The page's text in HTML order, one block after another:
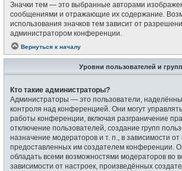
Значки тем — это выбранные авторами
сообщениями и отражающие их содержание.
использования значков тем зависит от
администратором конференции.
Вернуться к началу
Уровни пользователей и
Кто такие администраторы?
Администраторы — это пользователи,
контроля над конференцией. Они могут
работы конференции, включая разграничение
отключение пользователей, создание групп
назначение модераторов и т. п., в зависимости от
предоставленных им создателем конференции.
обладать всеми возможностями модераторов во
зависимости от настроек, произведённых